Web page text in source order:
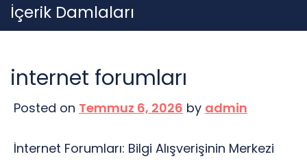
Skip
to
İçerik Damlaları
internet forumları
Posted on Temmuz 6, 2026 by admin
İnternet Forumları: Bilgi Alışverişinin Merkezi